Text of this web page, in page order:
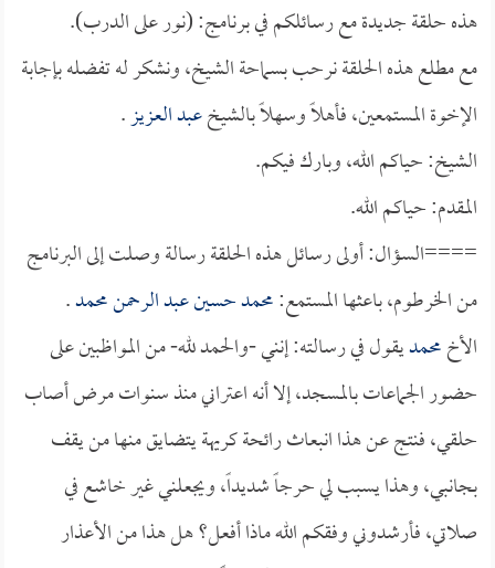
هذه حلقة جديدة مع رسائلكم في برنامج: (نور على الدرب).
مع مطلع هذه الحلقة نرحب بسماحة الشيخ، ونشكر له تفضله بإجابة
الإخوة المستمعين، فأهلاً وسهلاً بالشيخعبد العزيز.
الشيخ: حياكم الله، وبارك فيكم.
المقدم: حياكم الله.
====السؤال: أولى رسائل هذه الحلقة رسالة وصلت إلى البرنامج
من الخرطوم، باعثها المستمع:محمد حسين عبد الرحمن محمد.
الأخمحمديقول في رسالته: إنني -والحمد لله- من المواظبين على
حضور الجماعات بالمسجد، إلا أنه اعتراني منذ سنوات مرض أصاب
حلقي، فنتج عن هذا انبعاث رائحة كريهة يتضايق منها من يقف
بجانبي، وهذا يسبب لي حرجاً شديداً، ويجعلني غير خاشع في
صلاتي، فأرشدوني وفقكم الله ماذا أفعل؟ هل هذا من الأعذار